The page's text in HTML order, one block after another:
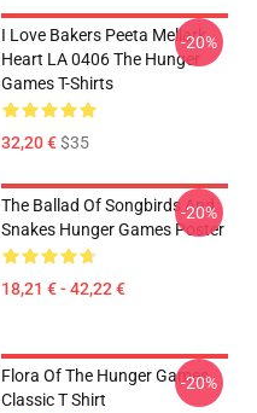
I Love Bakers Peeta Mellark
Heart LA 0406 The Hunger
Games T-Shirts
32,20 €$35
-20%
The Ballad Of Songbirds And
Snakes Hunger Games Poster
18,21 € - 42,22 €
-20%
Flora Of The Hunger Games
Classic T Shirt
-20%